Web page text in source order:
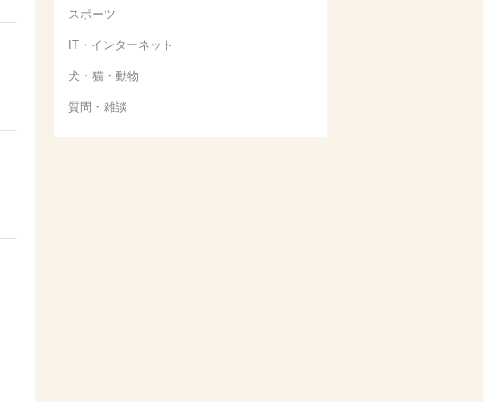
スポーツ
IT・インターネット
犬・猫・動物
質問・雑談